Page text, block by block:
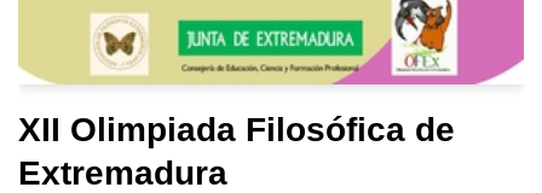
XII Olimpiada Filosófica de
Extremadura